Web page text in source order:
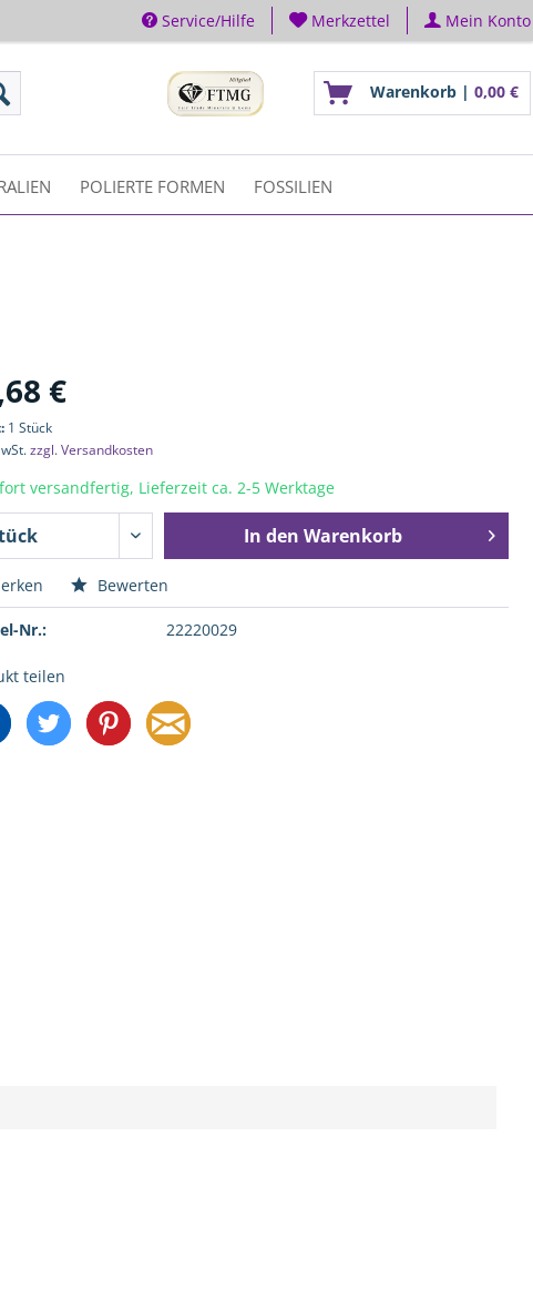
Service/Hilfe Merkzettel Mein Konto
Warenkorb | 0,00 €
POLIERTE FORMEN FOSSILIEN
€
1 Stück
zzgl. Versandkosten
versandfertig, Lieferzeit ca. 2-5 Werktage
In den Warenkorb
Bewerten
Nr.: 22220029
teilen